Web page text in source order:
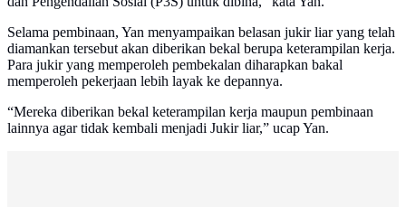
Selama pembinaan, Yan menyampaikan belasan jukir liar yang telah
diamankan tersebut akan diberikan bekal berupa keterampilan kerja.
Para jukir yang memperoleh pembekalan diharapkan bakal
memperoleh pekerjaan lebih layak ke depannya.
“Mereka diberikan bekal keterampilan kerja maupun pembinaan
lainnya agar tidak kembali menjadi Jukir liar,” ucap Yan.